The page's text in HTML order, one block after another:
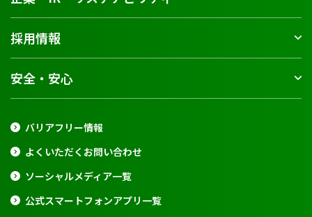
採用情報
安全・安心
バリアフリー情報
よくいただくお問い合わせ
ソーシャルメディア一覧
公式スマートフォンアプリ一覧